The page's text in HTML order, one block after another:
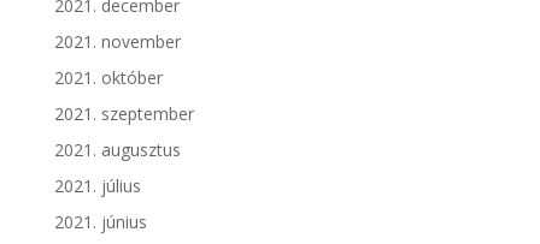
2021. december
2021. november
2021. október
2021. szeptember
2021. augusztus
2021. július
2021. június